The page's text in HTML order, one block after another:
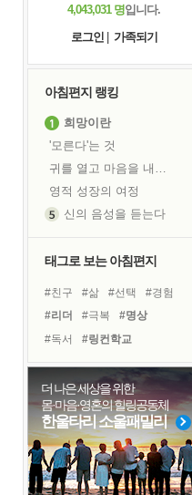
4,043,031 명입니다.
로그인
가족되기
아침편지 랭킹
희망이란
'모른다'는 것
귀를 열고 마음을 내어주고
영적 성장의 여정
신의 음성을 듣는다
극과 극의 양 끝단
'말 타는 법'을 먼저
졸업식 사진을 보며
극심한 변비, 어깨결림, 수면 장애
아픈 아버지를 위한 공간 설계
슬럼프
보고 싶은 어머니
태그로 보는 아침편지
#친구 #삶 #선택
#경험
#리더
#극복
#명상
#독서
#링컨학교
#면역력
#다짐
#도움
#건강
#유튜브
#힐링
#바이러스
#비전캠프
#나눔
#희망
#사람
#계획
#위기
더 나은 세상을 위한
몸·마음·영혼의 힐링공동체
한울타리 소울패밀리